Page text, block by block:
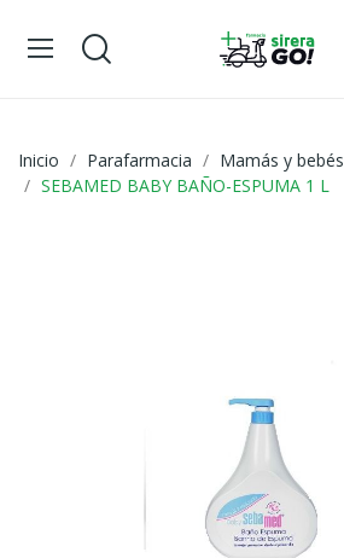
Inicio Parafarmacia Mamás y bebés
SEBAMED BABY BAÑO-ESPUMA 1 L